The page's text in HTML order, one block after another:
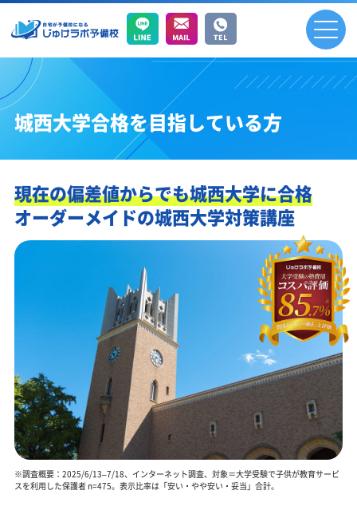
城西大学合格を目指している方
現在の偏差値からでも城西大学に合格
オーダーメイドの城西大学対策講座
※調査概要：2025/6/13–7/18、インターネット調査、対象＝大学受験で子供が教育サービ
スを利用した保護者 n=475。表示比率は「安い・やや安い・妥当」合計。